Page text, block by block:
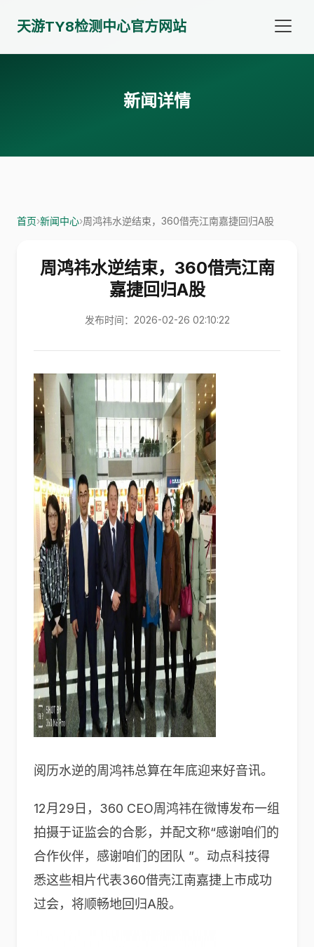
天游TY8检测中心官方网站
新闻详情
首页›新闻中心›周鸿祎水逆结束，360借壳江南嘉捷回归A股
周鸿祎水逆结束，360借壳江南
嘉捷回归A股
发布时间：2026-02-26 02:10:22
阅历水逆的周鸿祎总算在年底迎来好音讯。
12月29日，360 CEO周鸿祎在微博发布一组
拍摄于证监会的合影，并配文称“感谢咱们的
合作伙伴，感谢咱们的团队 ​​​”。动点科技得
悉这些相片代表360借壳江南嘉捷上市成功
过会，将顺畅地回归A股。